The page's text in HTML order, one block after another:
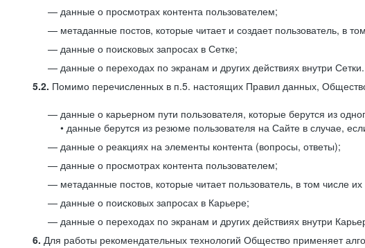
данные о просмотрах контента пользователем;
метаданные постов, которые читает и создает пользователь, в
данные о поисковых запросах в Сетке;
данные о переходах по экранам и других действиях внутри Сетки.
5.2. Помимо перечисленных в п.5. настоящих Правил данных,
данные о карьерном пути пользователя, которые берутся из
• данные берутся из резюме пользователя на Сайте в случае,
данные о реакциях на элементы контента (вопросы, ответы);
данные о просмотрах контента пользователем;
метаданные постов, которые читает пользователь, в том числе
данные о поисковых запросах в Карьере;
данные о переходах по экранам и других действиях внутри
6. Для работы рекомендательных технологий Общество применяет